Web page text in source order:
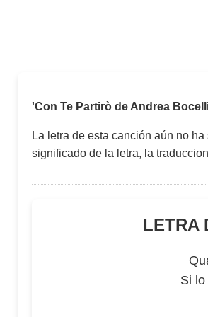
'Con Te Partirò de Andrea
La letra de esta canción aún no
significado de la letra, la
LETRA
Si